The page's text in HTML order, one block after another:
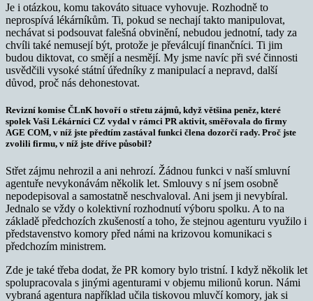
Je i otázkou, komu takováto situace vyhovuje. Rozhodně to
neprospívá lékárníkům. Ti, pokud se nechají takto manipulovat,
nechávat si podsouvat falešná obvinění, nebudou jednotní, tady za
chvíli také nemusejí být, protože je převálcují finančníci. Ti jim
budou diktovat, co smějí a nesmějí. My jsme navíc při své činnosti
usvědčili vysoké státní úředníky z manipulací a nepravd, další
důvod, proč nás dehonestovat.
Revizní komise ČLnK hovoří o střetu zájmů, když většina peněz, které
spolek Vaši Lékárníci CZ vydal v rámci PR aktivit, směřovala do firmy
AGE COM, v níž jste předtím zastával funkci člena dozorčí rady. Proč jste
zvolili firmu, v níž jste dříve působil?
Střet zájmu nehrozil a ani nehrozí. Žádnou funkci v naší smluvní
agentuře nevykonávám několik let. Smlouvy s ní jsem osobně
nepodepisoval a samostatně neschvaloval. Ani jsem ji nevybíral.
Jednalo se vždy o kolektivní rozhodnutí výboru spolku. A to na
základě předchozích zkušeností a toho, že stejnou agenturu využilo i
představenstvo komory před námi na krizovou komunikaci s
předchozím ministrem.
Zde je také třeba dodat, že PR komory bylo tristní. I když několik let
spolupracovala s jinými agenturami v objemu milionů korun. Námi
vybraná agentura například učila tiskovou mluvčí komory, jak si